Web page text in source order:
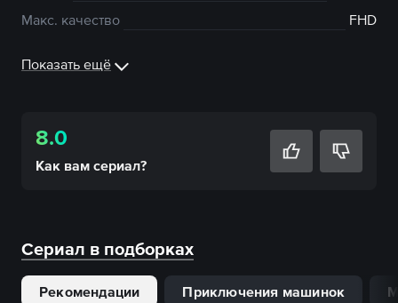
Макс. качество
FHD
Показать ещё
8.0
Как вам сериал?
Сериал в подборках
Рекомендации Приключения машинок